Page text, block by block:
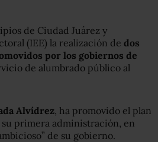
de Ciudad Juárez y
(IEE) la realización de dos
por los gobiernos de
de alumbrado público al
Alvídrez, ha promovido el plan
su primera administración, en
de su gobierno.